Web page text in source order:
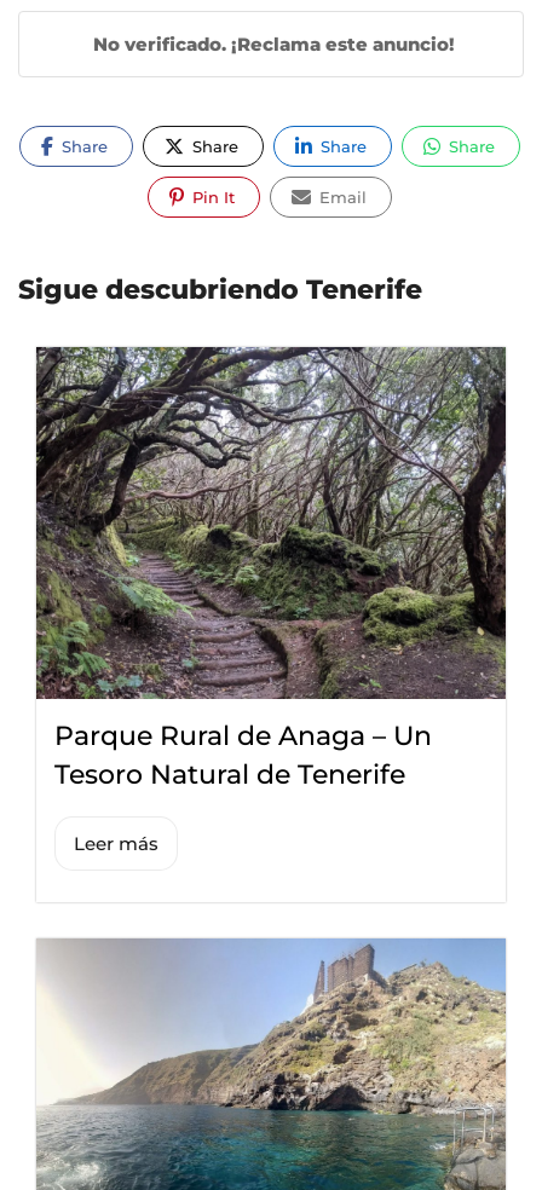
No verificado. ¡Reclama este anuncio!
Share Share Share Share
Pin It Email
Sigue descubriendo Tenerife
Parque Rural de Anaga – Un
Tesoro Natural de Tenerife
Leer más